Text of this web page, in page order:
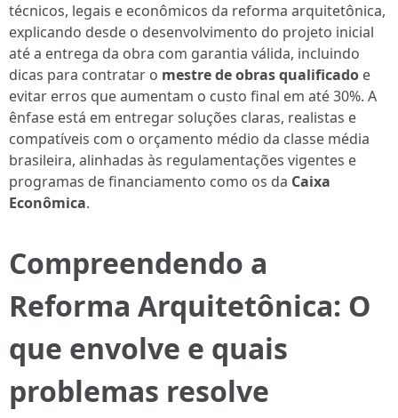
técnicos, legais e econômicos da reforma arquitetônica,
explicando desde o desenvolvimento do projeto inicial
até a entrega da obra com garantia válida, incluindo
dicas para contratar o mestre de obras qualificado e
evitar erros que aumentam o custo final em até 30%. A
ênfase está em entregar soluções claras, realistas e
compatíveis com o orçamento médio da classe média
brasileira, alinhadas às regulamentações vigentes e
programas de financiamento como os da Caixa
Econômica.
Compreendendo a
Reforma Arquitetônica: O
que envolve e quais
problemas resolve